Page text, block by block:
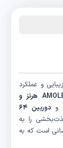
و عملکرد
نمایشگر ۶.۷ اینچی AMOLED ۱۲۰ هرتز و
و
دوربین ۶۴
را به
است که به